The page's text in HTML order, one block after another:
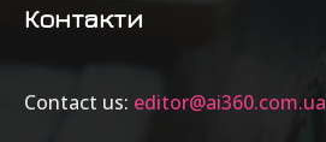
Контакти
Contact us: editor@ai360.com.ua